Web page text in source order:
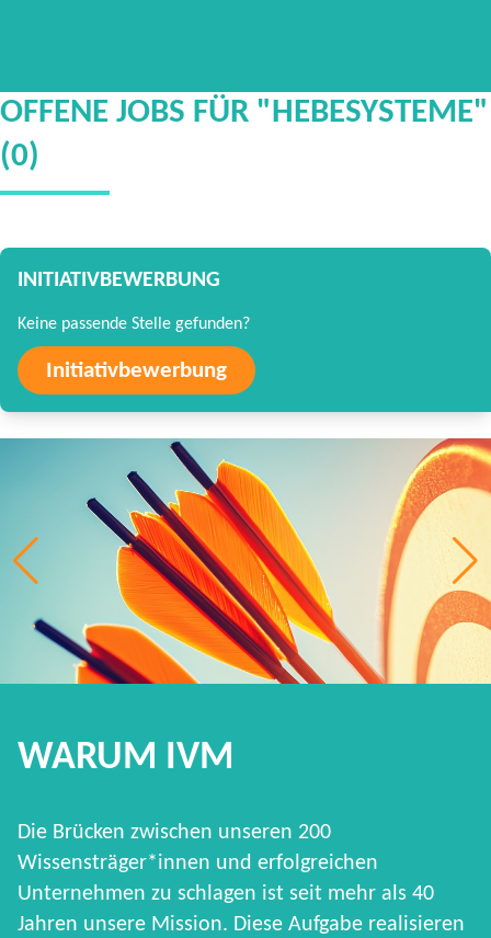
OFFENE JOBS FÜR "HEBESYSTEME"
(0)
INITIATIVBEWERBUNG
Keine passende Stelle gefunden?
Initiativbewerbung
WARUM IVM
Die Brücken zwischen unseren 200
Wissensträger*innen und erfolgreichen
Unternehmen zu schlagen ist seit mehr als 40
Jahren unsere Mission. Diese Aufgabe realisieren